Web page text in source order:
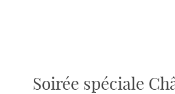
Soirée spéciale